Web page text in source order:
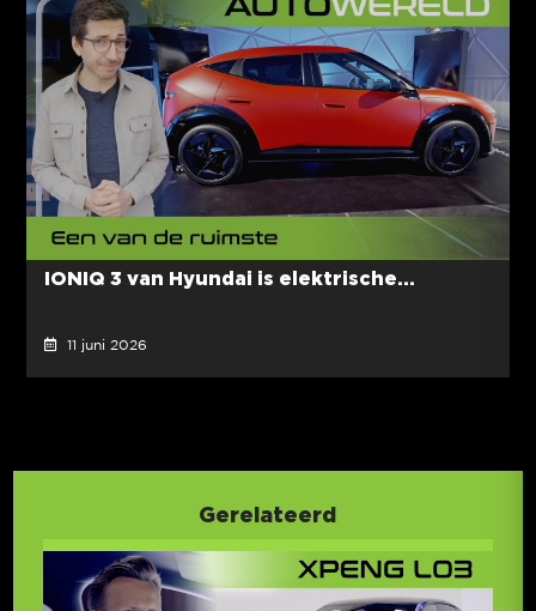
IONIQ 3 van Hyundai is elektrische...
11 juni 2026
Gerelateerd